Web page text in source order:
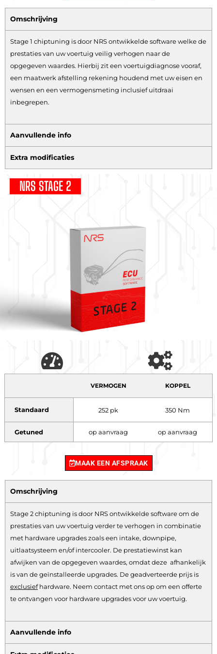
Omschrijving
Stage 1 chiptuning is door NRS ontwikkelde software welke de
prestaties van uw voertuig veilig verhogen naar de
opgegeven waardes. Hierbij zit een voertuigdiagnose vooraf,
een maatwerk afstelling rekening houdend met uw eisen en
wensen en een vermogensmeting inclusief uitdraai
inbegrepen.
Aanvullende info
Extra modificaties
NRS STAGE 2
VERMOGEN KOPPEL
Standaard 252 pk 350 Nm
Getuned op aanvraag op aanvraag
MAAK EEN AFSPRAAK
Omschrijving
Stage 2 chiptuning is door NRS ontwikkelde software om de
prestaties van uw voertuig verder te verhogen in combinatie
met hardware upgrades zoals een intake, downpipe,
uitlaatsysteem en/of intercooler. De prestatiewinst kan
afwijken van de opgegeven waardes, omdat deze afhankelijk
is van de geïnstalleerde upgrades. De geadverteerde prijs is
exclusiefhardware. Neem contact met ons op om een offerte
te ontvangen voor hardware upgrades voor uw voertuig.
Aanvullende info